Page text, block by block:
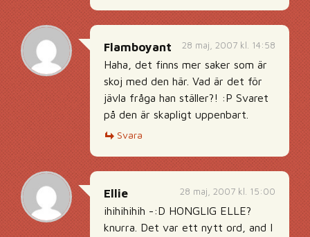
28 maj, 2007 kl. 14:58
Flamboyant
Haha, det finns mer saker som är
skoj med den här. Vad är det för
jävla fråga han ställer?! :P Svaret
på den är skapligt uppenbart.
Svara
28 maj, 2007 kl. 15:00
Ellie
ihihihihih -:D HONGLIG ELLE?
knurra. Det var ett nytt ord, and I